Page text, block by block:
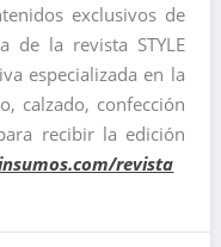
exclusivos de
de la revista STYLE
especializada en la
calzado, confección
recibir la edición
revista